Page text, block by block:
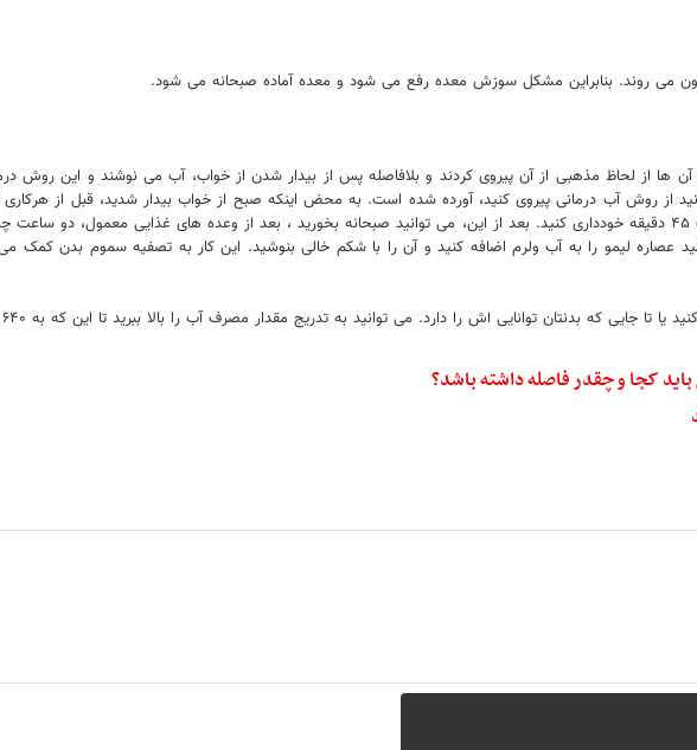
می روند. بنابراین مشکل سوزش معده رفع می شود و معده آماده صبحانه می شود.
آن ها از لحاظ مذهبی از آن پیروی کردند و بلافاصله پس از بیدار شدن از خواب، آب می نوشند و این روش
های خود را تمیز و مسواک بزنید. از خوردن یا نوشیدن هر چیزی به مدت ۴۵ دقیقه خودداری کنید. بعد از این، می توانید صبحانه بخورید ، بعد از وعده
کجا و چقدر فاصله داشته باشد؟